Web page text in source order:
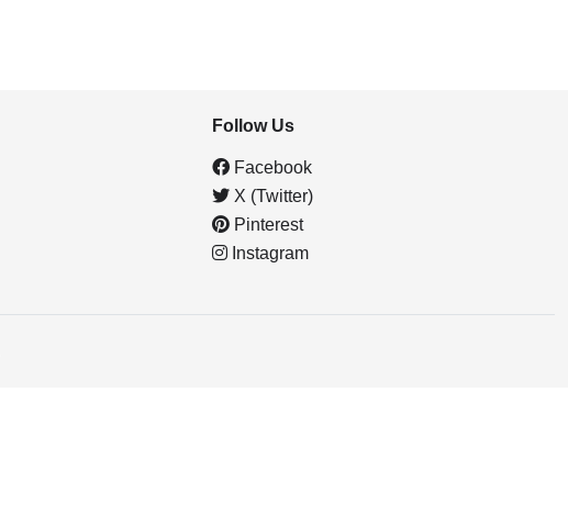
Follow Us
Facebook
X (Twitter)
Pinterest
Instagram